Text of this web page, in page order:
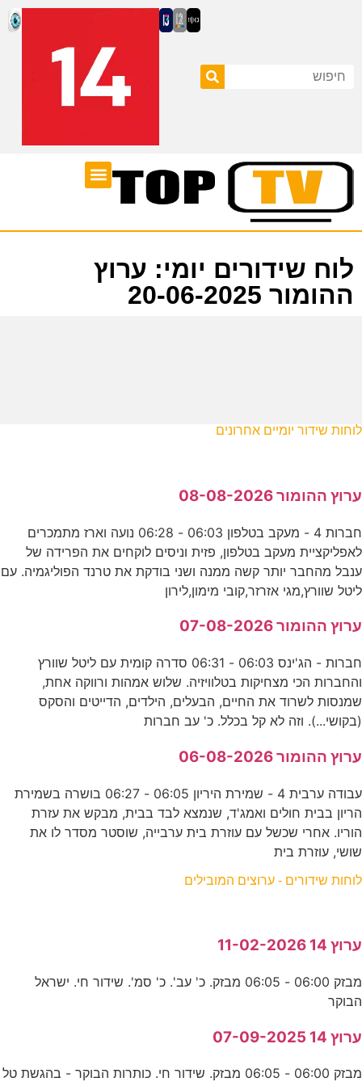
לוח שידורים יומי: ערוץ
ההומור 20-06-2025
לוחות שידור יומיים אחרונים
ערוץ ההומור 08-08-2026
חברות 4 - מעקב בטלפון 06:03 - 06:28 נועה וארז מתמכרים
לאפליקציית מעקב בטלפון, פזית וניסים לוקחים את הפרידה של
ענבל מהחבר יותר קשה ממנה ושני בודקת את טרנד הפוליגמיה. עם
ליטל שוורץ,מגי אזרזר,קובי מימון,לירון
ערוץ ההומור 07-08-2026
חברות - הג'ינס 06:03 - 06:31 סדרה קומית עם ליטל שוורץ
והחברות הכי מצחיקות בטלוויזיה. שלוש אמהות ורווקה אחת,
שמנסות לשרוד את החיים, הבעלים, הילדים, הדייטים והסקס
(בקושי...). וזה לא קל בכלל. כ' עב חברות
ערוץ ההומור 06-08-2026
עבודה ערבית 4 - שמירת היריון 06:05 - 06:27 בושרה בשמירת
הריון בבית חולים ואמג'ד, שנמצא לבד בבית, מבקש את עזרת
הוריו. אחרי שכשל עם עוזרת בית ערבייה, שוסטר מסדר לו את
שושי, עוזרת בית
לוחות שידורים - ערוצים המובילים
ערוץ 14 11-02-2026
מבזק 06:00 - 06:05 מבזק. כ' עב'. כ' סמ'. שידור חי. ישראל
הבוקר
ערוץ 14 07-09-2025
מבזק 06:00 - 06:05 מבזק. שידור חי. כותרות הבוקר - בהגשת טל